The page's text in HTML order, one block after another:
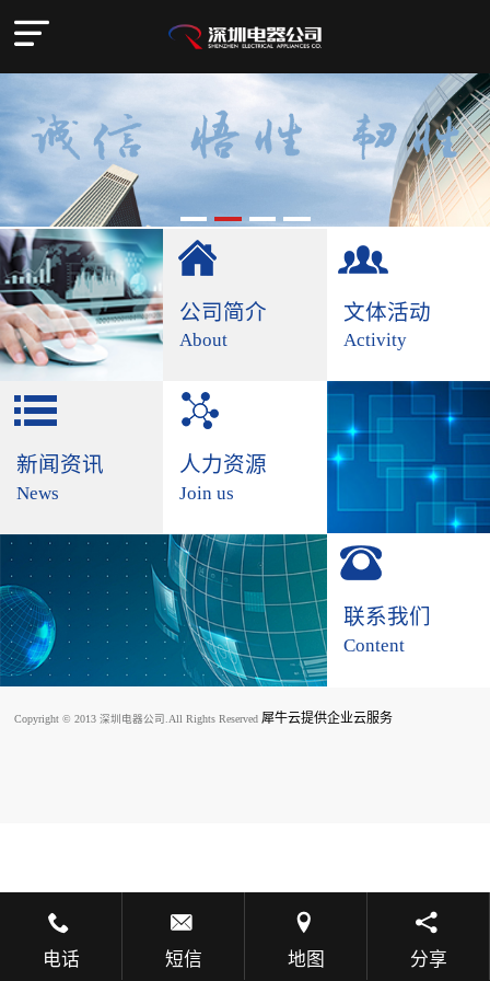
公司简介
About
文体活动
Activity
新闻资讯
News
人力资源
Join us
联系我们
Content
Copyright © 2013 深圳电器公司.All Rights Reserved犀牛云提供企业云服务
电话 短信 地图 分享